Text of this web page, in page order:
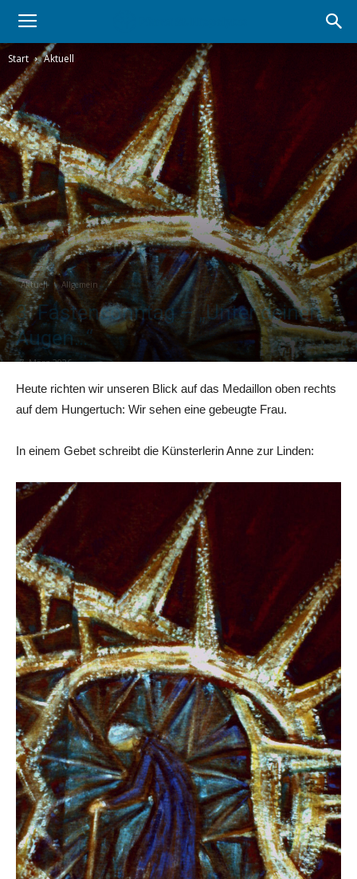
Start Aktuell
Aktuell Allgemein
3. Fastensonntag – „Unter deinen
Augen…“
7. März 2026
Heute richten wir unseren Blick auf das Medaillon oben rechts
auf dem Hungertuch: Wir sehen eine gebeugte Frau.
In einem Gebet schreibt die Künsterlerin Anne zur Linden: